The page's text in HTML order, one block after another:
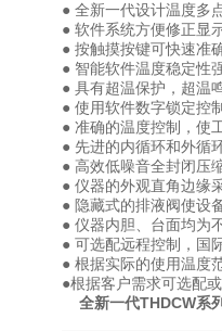
● 全新一代设计温度多
● 软件系统方便修正显
● 按触摸按键可快速准
● 智能软件温度稳定性
● 具有超温保护，超温
● 使用软件数字锁定控
● 准确的温度控制，使
● 先进的内循环和外循
● 高效低噪音全封闭压
● 仪器的外观直角边缘
● 隐藏式的排液阀使设
● 仪器内胆、台面均为
● 可选配远程控制，国
● 根据实际的使用温度
●根据客户需求可选配
全新一代THDCW系